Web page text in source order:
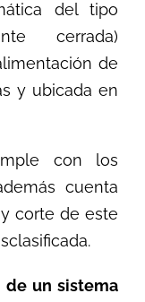
del tipo
cerrada)
de
y ubicada en
con los
cuenta
corte de este
de un sistema